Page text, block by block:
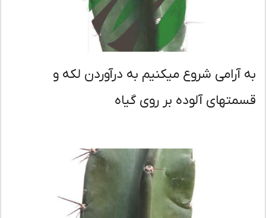
آرامی شروع میکنیم به درآوردن لکه و
آلوده بر روی گیاه